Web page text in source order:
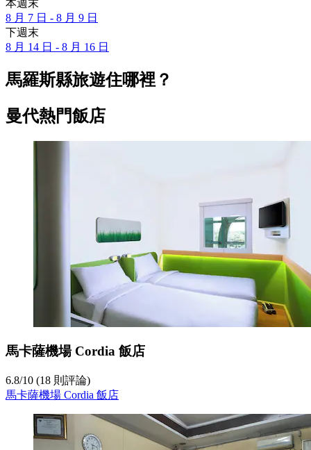
本週末
8 月 7 日 - 8 月 9 日
下週末
8 月 14 日 - 8 月 16 日
馬羅斯縣旅遊住哪裡？
曼代熱門飯店
馬卡薩機場 Cordia 飯店
6.8/10 (18 則評論)
馬卡薩機場 Cordia 飯店